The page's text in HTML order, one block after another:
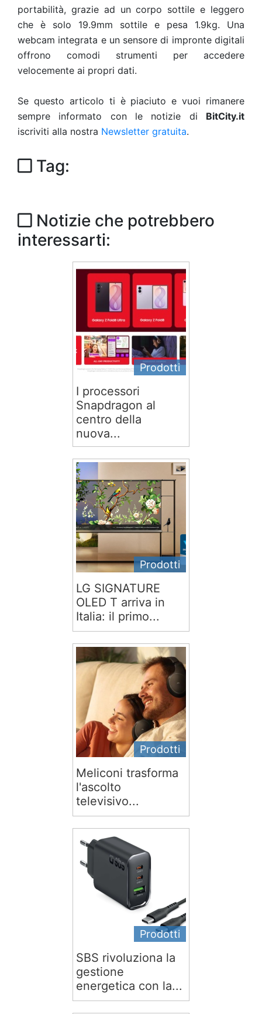
portabilità, grazie ad un corpo sottile e leggero
che è solo 19.9mm sottile e pesa 1.9kg. Una
webcam integrata e un sensore di impronte digitali
offrono comodi strumenti per accedere
velocemente ai propri dati.
Se questo articolo ti è piaciuto e vuoi rimanere
sempre informato con le notizie di BitCity.it
iscriviti alla nostra Newsletter gratuita.
Tag:
Notizie che potrebbero
interessarti:
Prodotti
I processori
Snapdragon al
centro della
nuova...
Prodotti
LG SIGNATURE
OLED T arriva in
Italia: il primo...
Prodotti
Meliconi trasforma
l'ascolto
televisivo...
Prodotti
SBS rivoluziona la
gestione
energetica con la...